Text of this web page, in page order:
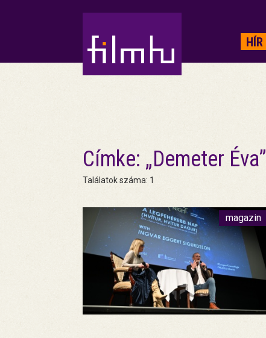
HÍR
Címke: „Demeter Éva”
Találatok száma: 1
magazin